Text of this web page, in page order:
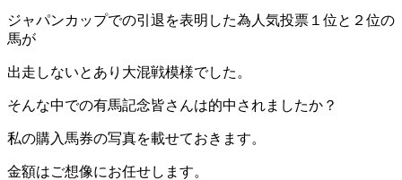
ジャパンカップでの引退を表明した為人気投票１位と２位の
馬が
出走しないとあり大混戦模様でした。
そんな中での有馬記念皆さんは的中されましたか？
私の購入馬券の写真を載せておきます。
金額はご想像にお任せします。